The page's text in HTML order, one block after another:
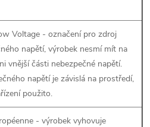
Voltage - označení pro zdroj
napětí, výrobek nesmí mít na
vnější části nebezpečné napětí.
napětí je závislá na prostředí,
použito.
- výrobek vyhovuje